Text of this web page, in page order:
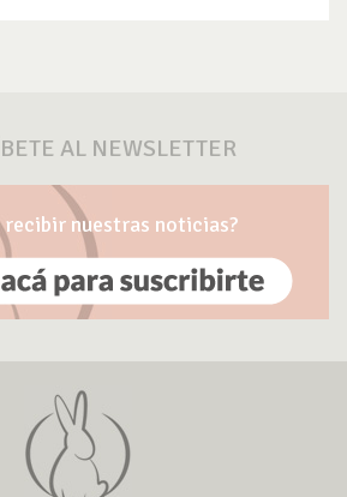
AL NEWSLETTER
recibir nuestras noticias?